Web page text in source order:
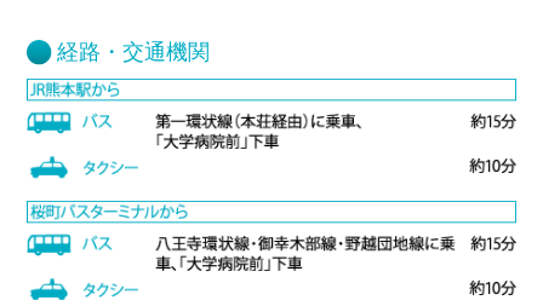
経路・交通機関